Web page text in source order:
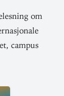
om
campus